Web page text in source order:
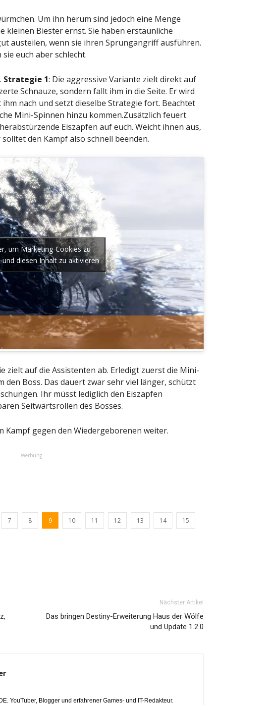
Um ihn herum sind jedoch eine Menge
kleinen Biester ernst. Sie haben erstaunliche
austeilen, wenn sie ihren Sprungangriff ausführen.
euch aber schlecht.
Strategie 1: Die aggressive Variante zielt direkt auf
Schnauze, sondern fallt ihm in die Seite. Er wird
nach und setzt dieselbe Strategie fort. Beachtet
Mini-Spinnen hinzu kommen.Zusätzlich feuert
Eiszapfen auf euch. Weicht ihnen aus,
den Kampf also schnell beenden.
um Marketing-Cookies zu
diesen Inhalt zu aktivieren
zielt auf die Assistenten ab. Erledigt zuerst die Mini-
den Boss. Das dauert zwar sehr viel länger, schützt
Ihr müsst lediglich den Eiszapfen
Seitwärtsrollen des Bosses.
Kampf gegen den Wiedergeborenen weiter.
Werbung
7 8 9 10 11 12 13 14 15
Nächster Artikel
Das bringen Destiny-Erweiterung Haus der Wölfe
und Update 1.2.0
YouTuber, Blogger und erfahrener Games- und IT-Redakteur.